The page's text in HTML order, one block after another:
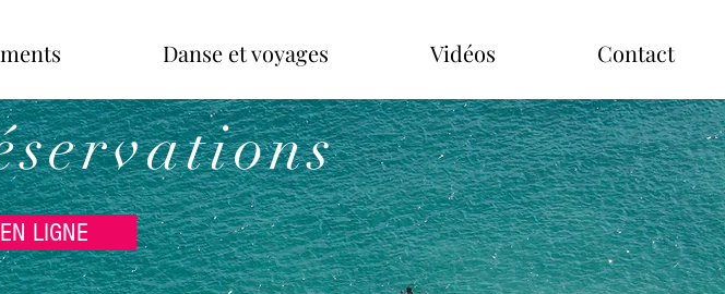
Danse et voyages Vidéos Contact
LIGNE